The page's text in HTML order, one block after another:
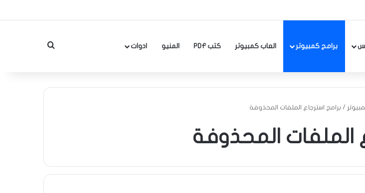
برامج كمبيوتر العاب كمبيوتر كتب PDF المنيو ادوات بحث عن
/ برامج استرجاع الملفات المحذوفة
الملفات المحذوفة